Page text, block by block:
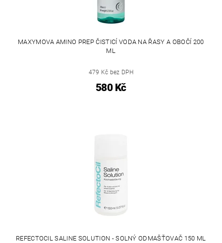
MAXYMOVA AMINO PREP ČISTICÍ VODA NA ŘASY A OBOČÍ 200
ML
479 Kč bez DPH
580 Kč
REFECTOCIL SALINE SOLUTION - SOLNÝ ODMAŠŤOVAČ 150 ML